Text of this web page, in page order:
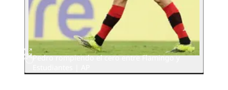
Pedro rompiendo el cero entre Flamingo y